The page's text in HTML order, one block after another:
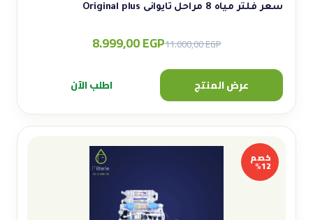
سعر فلتر مياه 8 مراحل تايوانى Original plus
11.000,00EGP
Original
8.999,00EGP
Current
عرض المنتج اطلب الآن
خصم
12%